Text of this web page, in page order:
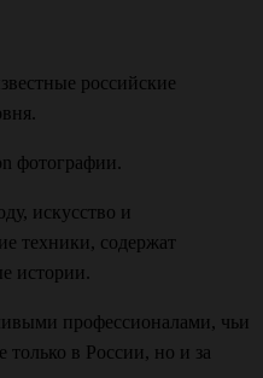
российские
фотографии.
искусство и
техники, содержат
истории.
профессионалами, чьи
в России, но и за